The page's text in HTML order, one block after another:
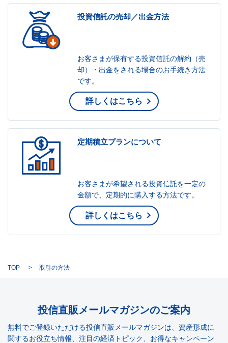
投資信託の売却／出金方法
お客さまが保有する投資信託の解約（売
却）・出金をされる場合のお手続き方法
です。
詳しくはこちら
定期積立プランについて
お客さまが希望される投資信託を一定の
金額で、定期的に購入する方法です。
詳しくはこちら
TOP 取引の方法
投信直販メールマガジンのご案内
無料でご登録いただける投信直販メールマガジンは、資産形成に
関するお役立ち情報、注目の経済トピック、お得なキャンペーン